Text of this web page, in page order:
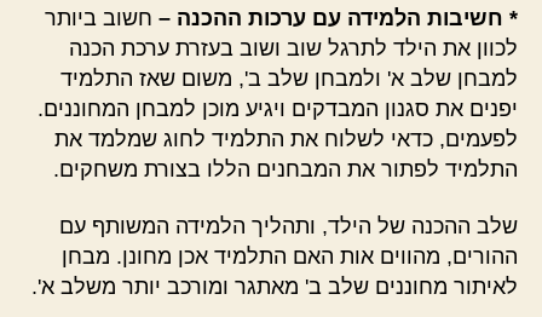
* חשיבות הלמידה עם ערכות ההכנה – חשוב ביותר
לכוון את הילד לתרגל שוב ושוב בעזרת ערכת הכנה
למבחן שלב א' ולמבחן שלב ב', משום שאז התלמיד
יפנים את סגנון המבדקים ויגיע מוכן למבחן המחוננים.
לפעמים, כדאי לשלוח את התלמיד לחוג שמלמד את
התלמיד לפתור את המבחנים הללו בצורת משחקים.
שלב ההכנה של הילד, ותהליך הלמידה המשותף עם
ההורים, מהווים אות האם התלמיד אכן מחונן. מבחן
לאיתור מחוננים שלב ב' מאתגר ומורכב יותר משלב א'.